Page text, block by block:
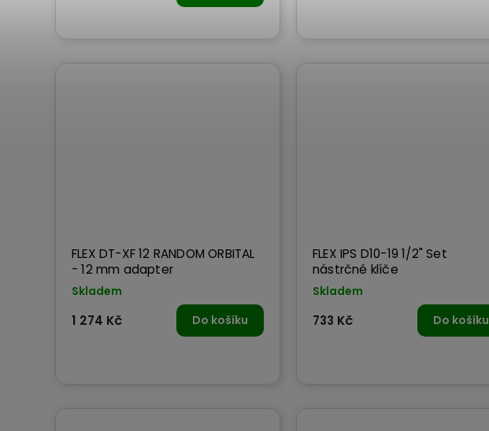
FLEX DT-XF 12 RANDOM ORBITAL
- 12 mm adapter
Skladem
1 274 Kč Do košíku
FLEX IPS D10-19 1/2" Set
nástrčné klíče
Skladem
733 Kč Do košíku